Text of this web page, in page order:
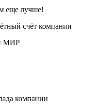
еще лучше!
счёт компании
МИР
компании